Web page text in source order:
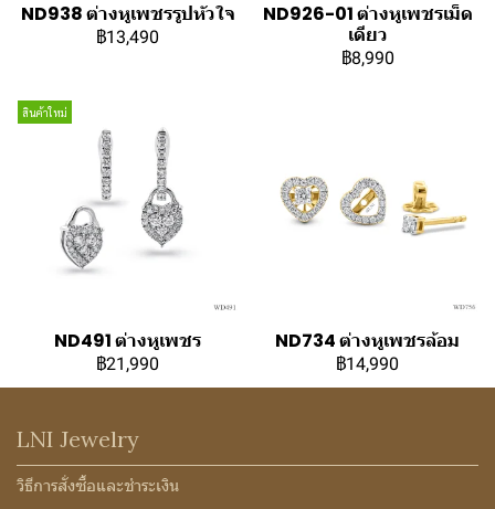
ND938 ต่างหูเพชรรูปหัวใจ
฿13,490
ND926-01 ต่างหูเพชรเม็ด
เดียว
฿8,990
สินค้าใหม่
ND491 ต่างหูเพชร
฿21,990
ND734 ต่างหูเพชรล้อม
฿14,990
LNI Jewelry
วิธีการสั่งซื้อและชำระเงิน